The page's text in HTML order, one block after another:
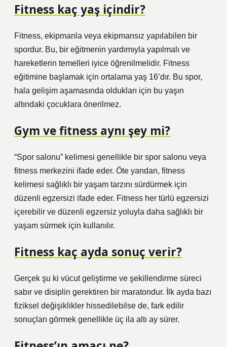
Fitness kaç yaş içindir?
Fitness, ekipmanla veya ekipmansız yapılabilen bir
spordur. Bu, bir eğitmenin yardımıyla yapılmalı ve
hareketlerin temelleri iyice öğrenilmelidir. Fitness
eğitimine başlamak için ortalama yaş 16’dır. Bu spor,
hala gelişim aşamasında oldukları için bu yaşın
altındaki çocuklara önerilmez.
Gym ve fitness aynı şey mi?
“Spor salonu” kelimesi genellikle bir spor salonu veya
fitness merkezini ifade eder. Öte yandan, fitness
kelimesi sağlıklı bir yaşam tarzını sürdürmek için
düzenli egzersizi ifade eder. Fitness her türlü egzersizi
içerebilir ve düzenli egzersiz yoluyla daha sağlıklı bir
yaşam sürmek için kullanılır.
Fitness kaç ayda sonuç verir?
Gerçek şu ki vücut geliştirme ve şekillendirme süreci
sabır ve disiplin gerektiren bir maratondur. İlk ayda bazı
fiziksel değişiklikler hissedilebilse de, fark edilir
sonuçları görmek genellikle üç ila altı ay sürer.